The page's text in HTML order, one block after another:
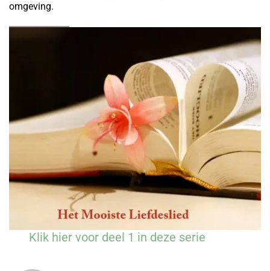
omgeving.
Klik hier voor deel 1 in deze serie